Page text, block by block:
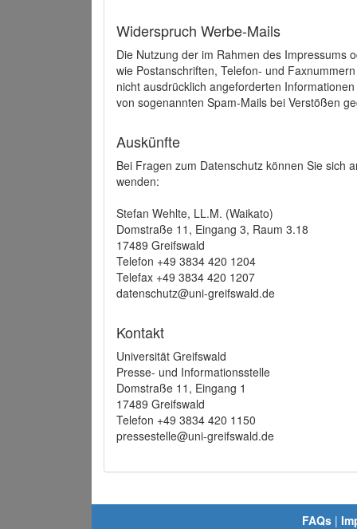
Widerspruch Werbe-Mails
Die Nutzung der im Rahmen des Impressums
wie Postanschriften, Telefon- und
nicht ausdrücklich angeforderten
von sogenannten Spam-Mails bei Verstößen
Auskünfte
Bei Fragen zum Datenschutz können Sie sich
wenden:
Stefan Wehlte, LL.M. (Waikato)
Domstraße 11, Eingang 3, Raum 3.18
17489 Greifswald
Telefon +49 3834 420 1204
Telefax +49 3834 420 1207
datenschutz@uni-greifswald.de
Kontakt
Universität Greifswald
Presse- und Informationsstelle
Domstraße 11, Eingang 1
17489 Greifswald
Telefon +49 3834 420 1150
pressestelle@uni-greifswald.de
FAQs |